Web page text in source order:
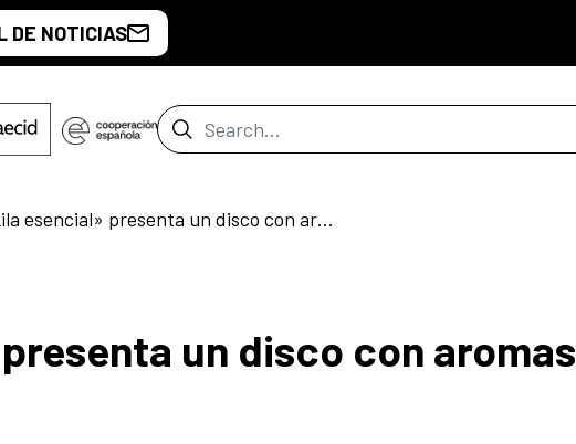
DE NOTICIAS
Search Bar
«Lila esencial» presenta un disco con aromas rioplatenses
un disco con aromas